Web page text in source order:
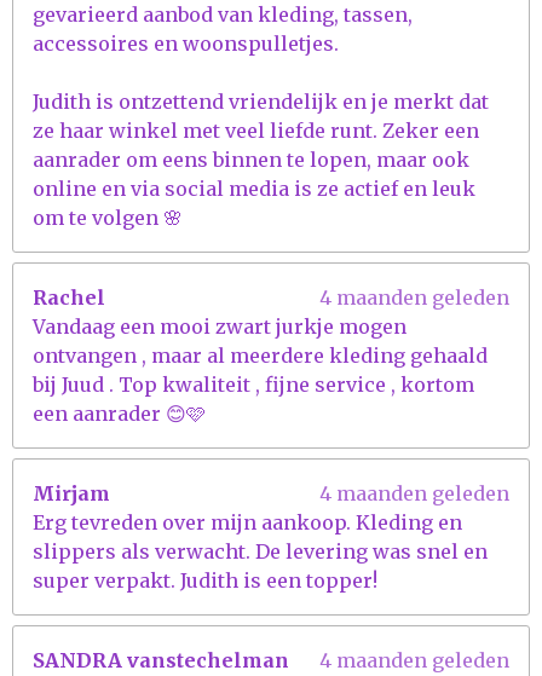
gevarieerd aanbod van kleding, tassen,
accessoires en woonspulletjes.
Judith is ontzettend vriendelijk en je merkt dat
ze haar winkel met veel liefde runt. Zeker een
aanrader om eens binnen te lopen, maar ook
online en via social media is ze actief en leuk
om te volgen 🌸
Rachel
4 maanden geleden
Vandaag een mooi zwart jurkje mogen
ontvangen , maar al meerdere kleding gehaald
bij Juud . Top kwaliteit , fijne service , kortom
een aanrader 😊🩷
Mirjam
4 maanden geleden
Erg tevreden over mijn aankoop. Kleding en
slippers als verwacht. De levering was snel en
super verpakt. Judith is een topper!
SANDRA vanstechelman
4 maanden geleden